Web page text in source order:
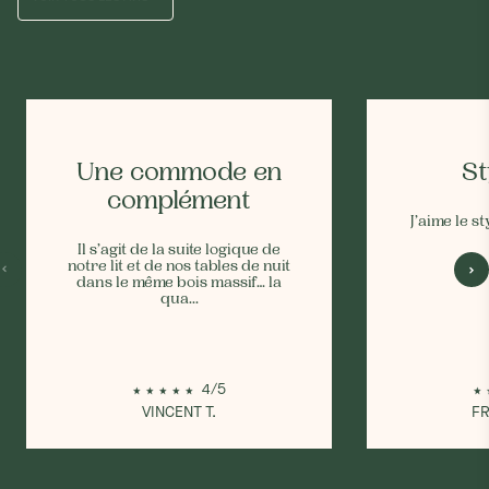
Une commode en
complément
Il s’agit de la suite logique de
notre lit et de nos tables de nuit
dans le même bois massif… la
qua...
4/5
VINCENT T.
J’aime le